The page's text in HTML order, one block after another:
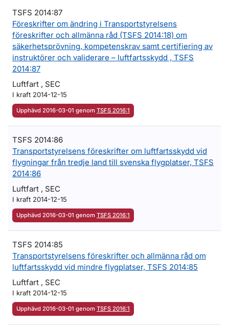
TSFS 2014:87
Föreskrifter om ändring i Transportstyrelsens
föreskrifter och allmänna råd (TSFS 2014:18) om
säkerhetsprövning, kompetenskrav samt certifiering av
instruktörer och validerare – luftfartsskydd , TSFS
2014:87
Luftfart , SEC
I kraft 2014-12-15
Upphävd 2016-03-01 genom TSFS 2016:1
TSFS 2014:86
Transportstyrelsens föreskrifter om luftfartsskydd vid
flygningar från tredje land till svenska flygplatser, TSFS
2014:86
Luftfart , SEC
I kraft 2014-12-15
Upphävd 2016-03-01 genom TSFS 2016:1
TSFS 2014:85
Transportstyrelsens föreskrifter och allmänna råd om
luftfartsskydd vid mindre flygplatser, TSFS 2014:85
Luftfart , SEC
I kraft 2014-12-15
Upphävd 2016-03-01 genom TSFS 2016:1